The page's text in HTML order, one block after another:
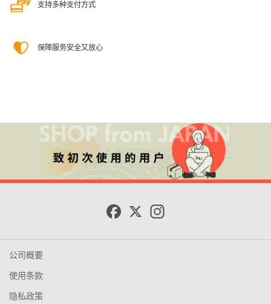
支持多种支付方式
保障服务安全又放心
X
公司概要
使用条款
隐私政策